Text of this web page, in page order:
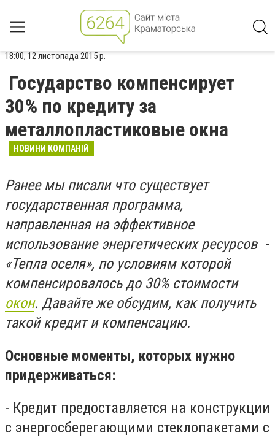
18:00, 12 листопада 2015 р.
Государство компенсирует
30% по кредиту за
металлопластиковые окна
НОВИНИ КОМПАНІЙ
Ранее мы писали что существует
государственная программа,
направленная на эффективное
использование энергетических ресурсов -
«Тепла оселя», по условиям которой
компенсировалось до 30% стоимости
окон. Давайте же обсудим, как получить
такой кредит и компенсацию.
Основные моменты, которых нужно
придерживаться:
- Кредит предоставляется на конструкции
с энергосберегающими стеклопакетами с